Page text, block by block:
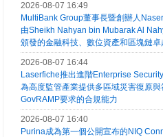
2026-08-07 16:49
MultiBank Group董事長暨創辦人
由Sheikh Nahyan bin Mubarak Al
頒發的金融科技、數位資產和區塊鏈卓
2026-08-07 16:44
Laserfiche推出進階Enterprise Security
為高度監管產業提供多區域災害復原與
GovRAMP要求的合規能力
2026-08-07 16:40
Purina成為第一個公開宣布的NIQ